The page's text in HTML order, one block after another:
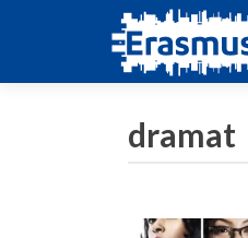
dramat